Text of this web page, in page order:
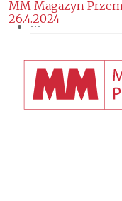
MM Magazyn
26.4.2024